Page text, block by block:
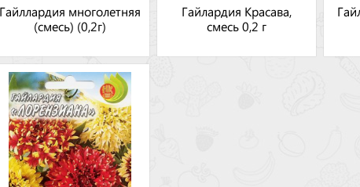
Гайллардия многолетняя
(смесь) (0,2г)
Гайлардия Красава,
смесь 0,2 г